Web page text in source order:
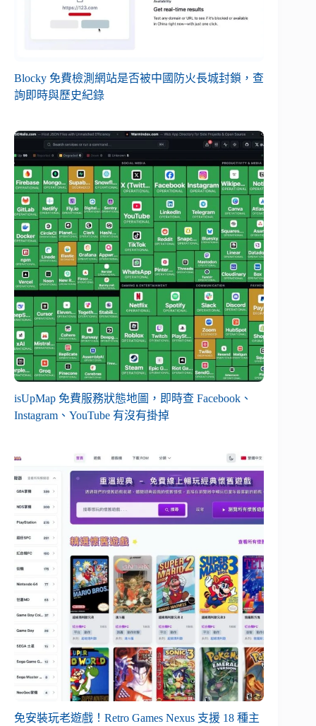
Blocky 免費檢測網站是否被中國防火長城封鎖，查
詢即時與歷史紀錄
isUpMap 免費服務狀態地圖，即時查 Facebook、
Instagram、YouTube 有沒有掛掉
免安裝玩老遊戲！Retro Games Nexus 支援 18 種主